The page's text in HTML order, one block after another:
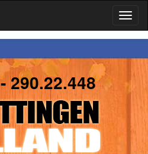
290.22.448